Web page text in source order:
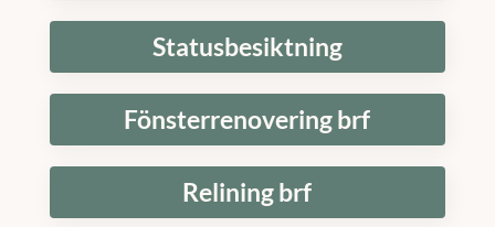
Statusbesiktning
Fönsterrenovering brf
Relining brf